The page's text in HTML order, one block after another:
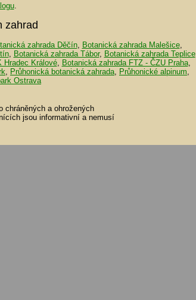
.
zahrad
zahrada Děčín, Botanická zahrada Malešice,
, Botanická zahrada Tábor, Botanická zahrada Teplice,
Hradec Králové, Botanická zahrada FTZ - ČZU Praha,
Průhonická botanická zahrada Průhonické alpinum
Ostrava
chráněných a ohrožených
jsou informativní a nemusí